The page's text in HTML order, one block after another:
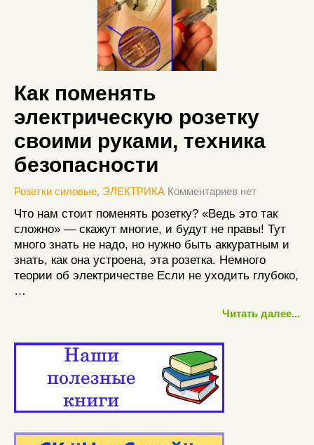
Как поменять
электрическую розетку
своими руками, техника
безопасности
Розетки силовые, ЭЛЕКТРИКА Комментариев нет
Что нам стоит поменять розетку? «Ведь это так
сложно» — скажут многие, и будут не правы! Тут
много знать не надо, но нужно быть аккуратным и
знать, как она устроена, эта розетка. Немного
теории об электричестве Если не уходить глубоко,
…
Читать далее...